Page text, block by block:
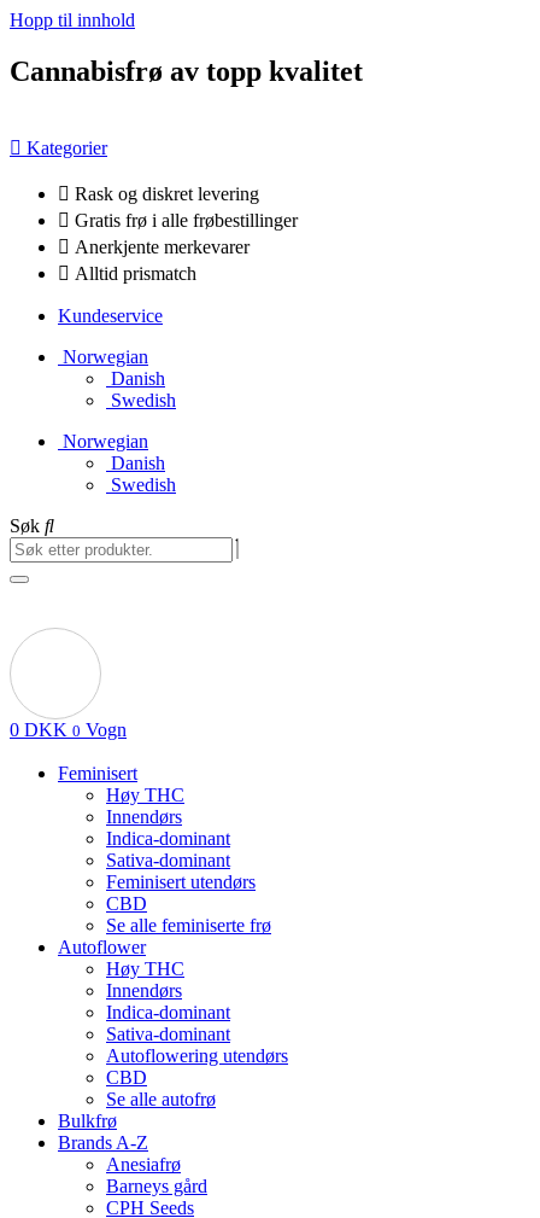
Hopp til innhold
Cannabisfrø av topp kvalitet
Kategorier
Rask og diskret levering
Gratis frø i alle frøbestillinger
Anerkjente merkevarer
Alltid prismatch
Kundeservice
Norwegian
Danish
Swedish
Norwegian
Danish
Swedish
Søk
0 DKK 0 Vogn
Feminisert
Høy THC
Innendørs
Indica-dominant
Sativa-dominant
Feminisert utendørs
CBD
Se alle feminiserte frø
Autoflower
Høy THC
Innendørs
Indica-dominant
Sativa-dominant
Autoflowering utendørs
CBD
Se alle autofrø
Bulkfrø
Brands A-Z
Anesiafrø
Barneys gård
CPH Seeds